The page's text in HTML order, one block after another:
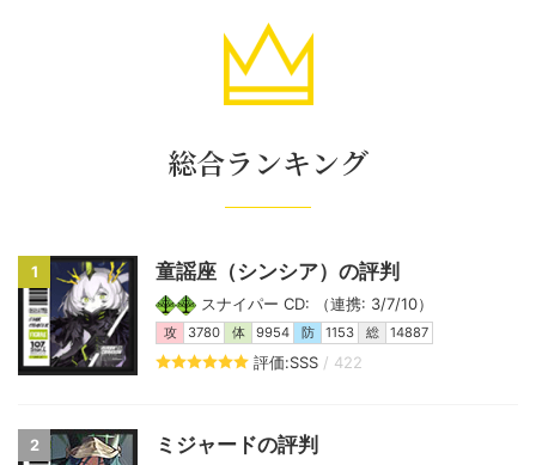
総合ランキング
1 童謡座（シンシア）の評判
スナイパー CD: （連携: 3/7/10）
攻 3780 体 9954 防 1153 総 14887
評価:SSS / 422
2 ミジャードの評判